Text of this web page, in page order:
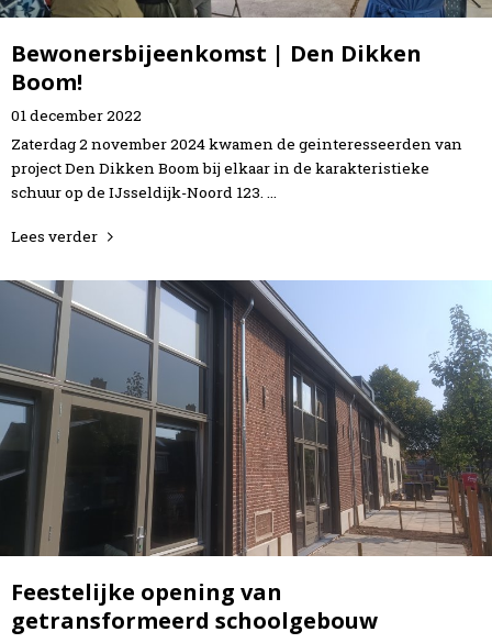
Bewonersbijeenkomst | Den Dikken
Boom!
01december2022
Zaterdag 2 november 2024 kwamen de geinteresseerden van
project Den Dikken Boom bij elkaar in de karakteristieke
schuur op de IJsseldijk-Noord 123. …
Lees verder
Feestelijke opening van
getransformeerd schoolgebouw